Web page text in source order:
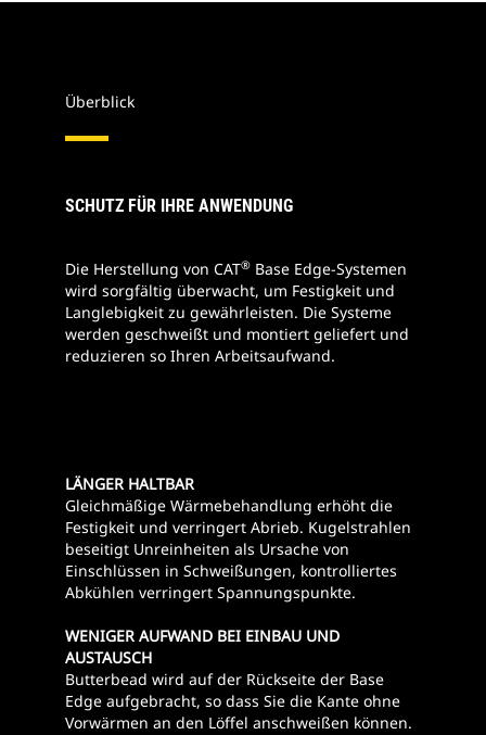
Überblick
SCHUTZ FÜR IHRE ANWENDUNG
Die Herstellung von CAT® Base Edge-Systemen
wird sorgfältig überwacht, um Festigkeit und
Langlebigkeit zu gewährleisten. Die Systeme
werden geschweißt und montiert geliefert und
reduzieren so Ihren Arbeitsaufwand.
LÄNGER HALTBAR
Gleichmäßige Wärmebehandlung erhöht die
Festigkeit und verringert Abrieb. Kugelstrahlen
beseitigt Unreinheiten als Ursache von
Einschlüssen in Schweißungen, kontrolliertes
Abkühlen verringert Spannungspunkte.
WENIGER AUFWAND BEI EINBAU UND
AUSTAUSCH
Butterbead wird auf der Rückseite der Base
Edge aufgebracht, so dass Sie die Kante ohne
Vorwärmen an den Löffel anschweißen können.